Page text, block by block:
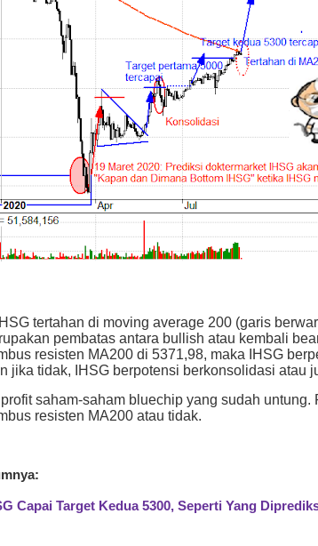
tertahan di moving average 200 (garis
pembatas antara bullish atau kembali
resisten MA200 di 5371,98, maka IHSG
jika tidak, IHSG berpotensi berkonsolidasi atau
saham-saham bluechip yang sudah untung.
resisten MA200 atau tidak.
Capai Target Kedua 5300, Seperti Yang